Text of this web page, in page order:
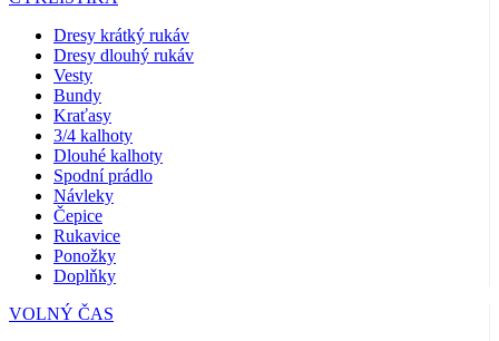
Dresy krátký rukáv
Dresy dlouhý rukáv
Vesty
Bundy
Kraťasy
3/4 kalhoty
Dlouhé kalhoty
Spodní prádlo
Návleky
Čepice
Rukavice
Ponožky
Doplňky
VOLNÝ ČAS